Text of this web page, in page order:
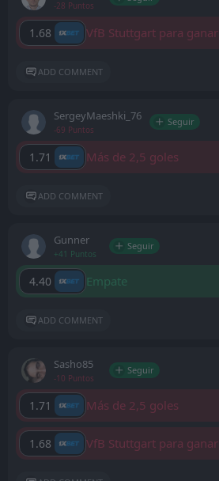
-28 Puntos
1.68 VfB Stuttgart para ganar
ADD COMMENT
SergeyMaeshki_76
-69 Puntos
Seguir
1.71 Más de 2,5 goles
ADD COMMENT
Gunner
+41 Puntos
Seguir
4.40 Empate
ADD COMMENT
Sasho85
-10 Puntos
Seguir
1.71 Más de 2,5 goles
1.68 VfB Stuttgart para ganar